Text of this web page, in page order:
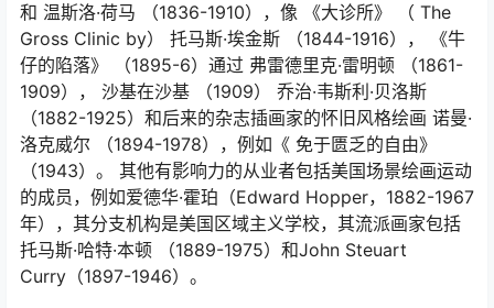
和 温斯洛·荷马 （1836-1910），像
《大诊所》 （ The
Gross Clinic by） 托马斯·埃金斯 （1844-1916），
《牛
仔的陷落》
（1895-6）通过 弗雷德里克·雷明顿 （1861-
1909）， 沙基在沙基
（1909） 乔治·韦斯利·贝洛斯
（1882-1925）和后来的杂志插画家的怀旧风格绘画 诺曼·
洛克威尔 （1894-1978），例如《 免于匮乏的自由》
（1943）。 其他有影响力的从业者包括美国场景绘画运动
的成员，例如爱德华·霍珀（Edward Hopper，1882-1967
年），其分支机构是美国区域主义学校，其流派画家包括
托马斯·哈特·本顿 （1889-1975）和John Steuart
Curry（1897-1946）。